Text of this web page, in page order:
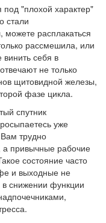
"плохой характер"
стали
расплакаться
рассмешила, или
винить себя в
не только
щитовидной железы,
фазе цикла.
спутник
уже
трудно
а привычные рабочие
состояние часто
и выходные не
снижении функции